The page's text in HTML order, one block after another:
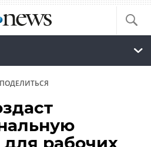
ПОДЕЛИТЬСЯ
для рабочих